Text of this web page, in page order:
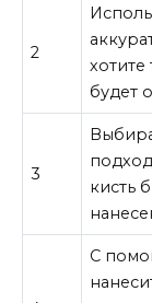
2
будет
3
кисть
С